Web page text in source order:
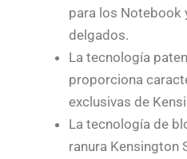
para los Notebook
delgados.
La tecnología
proporciona
exclusivas de
La tecnología de
ranura Kensington